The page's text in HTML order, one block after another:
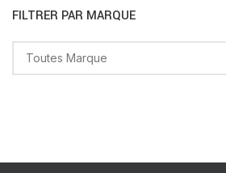
FILTRER PAR MARQUE